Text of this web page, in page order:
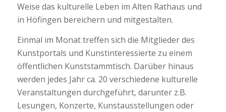
Weise das kulturelle Leben im Alten Rathaus und
in Höfingen bereichern und mitgestalten.
Einmal im Monat treffen sich die Mitglieder des
Kunstportals und Kunstinteressierte zu einem
öffentlichen Kunststammtisch. Darüber hinaus
werden jedes Jahr ca. 20 verschiedene kulturelle
Veranstaltungen durchgeführt, darunter z.B.
Lesungen, Konzerte, Kunstausstellungen oder